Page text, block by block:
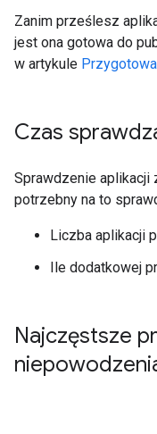
Zanim prześlesz
jest ona gotowa do
w artykule
Czas
Sprawdzenie aplikacji
potrzebny na to
Liczba aplikacji
Ile dodatkowej
Najczęstsze